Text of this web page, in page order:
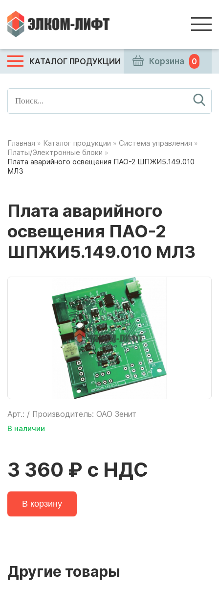
КАТАЛОГ ПРОДУКЦИИ Корзина 0
Главная » Каталог продукции » Система управления »
Платы/Электронные блоки »
Плата аварийного освещения ПАО-2 ШПЖИ5.149.010
МЛЗ
Плата аварийного
освещения ПАО-2
ШПЖИ5.149.010 МЛЗ
Арт.: / Производитель: ОАО Зенит
В наличии
3 360 ₽ с НДС
В корзину
Другие товары